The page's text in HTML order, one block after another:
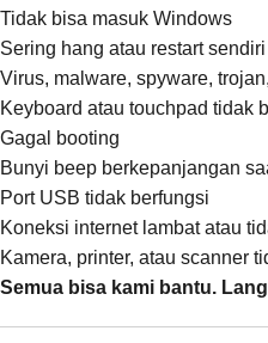
Tidak bisa masuk Windows
Sering hang atau restart sendiri
Virus, malware, spyware,
Keyboard atau touchpad tidak
Gagal booting
Bunyi beep berkepanjangan
Port USB tidak berfungsi
Koneksi internet lambat atau
Kamera, printer, atau scanner
Semua bisa kami bantu.